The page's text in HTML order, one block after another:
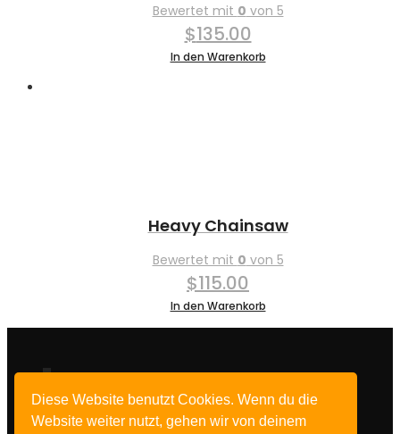
Diese Website benutzt Cookies. Wenn du die
Website weiter nutzt, gehen wir von deinem
Bewertet mit 0 von 5
$135.00
In den Warenkorb
Heavy Chainsaw
Bewertet mit 0 von 5
$115.00
In den Warenkorb
Impressum
Datenschutz